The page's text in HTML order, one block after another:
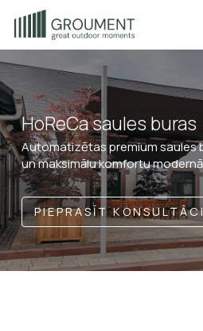
main
content
HoReCa saules buras
Automatizētas premium saules
un maksimālu komfortu
PIEPRASĪT